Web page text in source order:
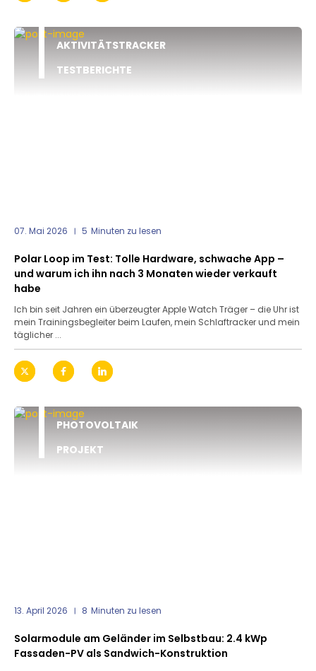
AKTIVITÄTSTRACKER
TESTBERICHTE
07. Mai 2026 5 Minuten zu lesen
Polar Loop im Test: Tolle Hardware, schwache App –
und warum ich ihn nach 3 Monaten wieder verkauft
habe
Ich bin seit Jahren ein überzeugter Apple Watch Träger – die Uhr ist
mein Trainingsbegleiter beim Laufen, mein Schlaftracker und mein
täglicher ...
PHOTOVOLTAIK
PROJEKT
13. April 2026 8 Minuten zu lesen
Solarmodule am Geländer im Selbstbau: 2.4 kWp
Fassaden-PV als Sandwich-Konstruktion